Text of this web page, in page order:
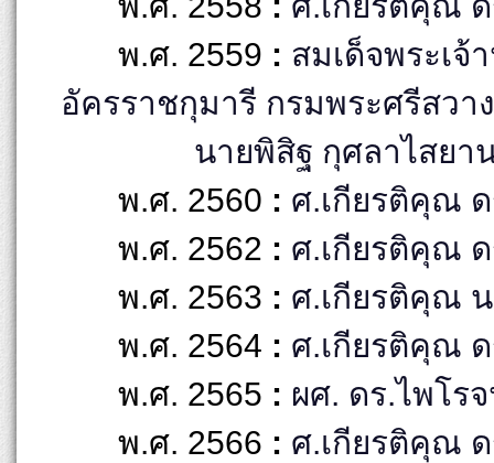
พ.ศ. 2559 : สมเด็จพระเ
อัครราชกุมารี กรมพระศรีสว
นายพิสิฐ กุศลาไสยา
พ.ศ. 2560 : ศ.เกียรติคุณ
พ.ศ. 2562 : ศ.เกียรติคุณ
พ.ศ. 2563 : ศ.เกียรติคุณ
พ.ศ. 2564 : ศ.เกียรติคุณ
พ.ศ. 2565 : ผศ. ดร.ไพโร
พ.ศ. 2566 : ศ.เกียรติคุณ